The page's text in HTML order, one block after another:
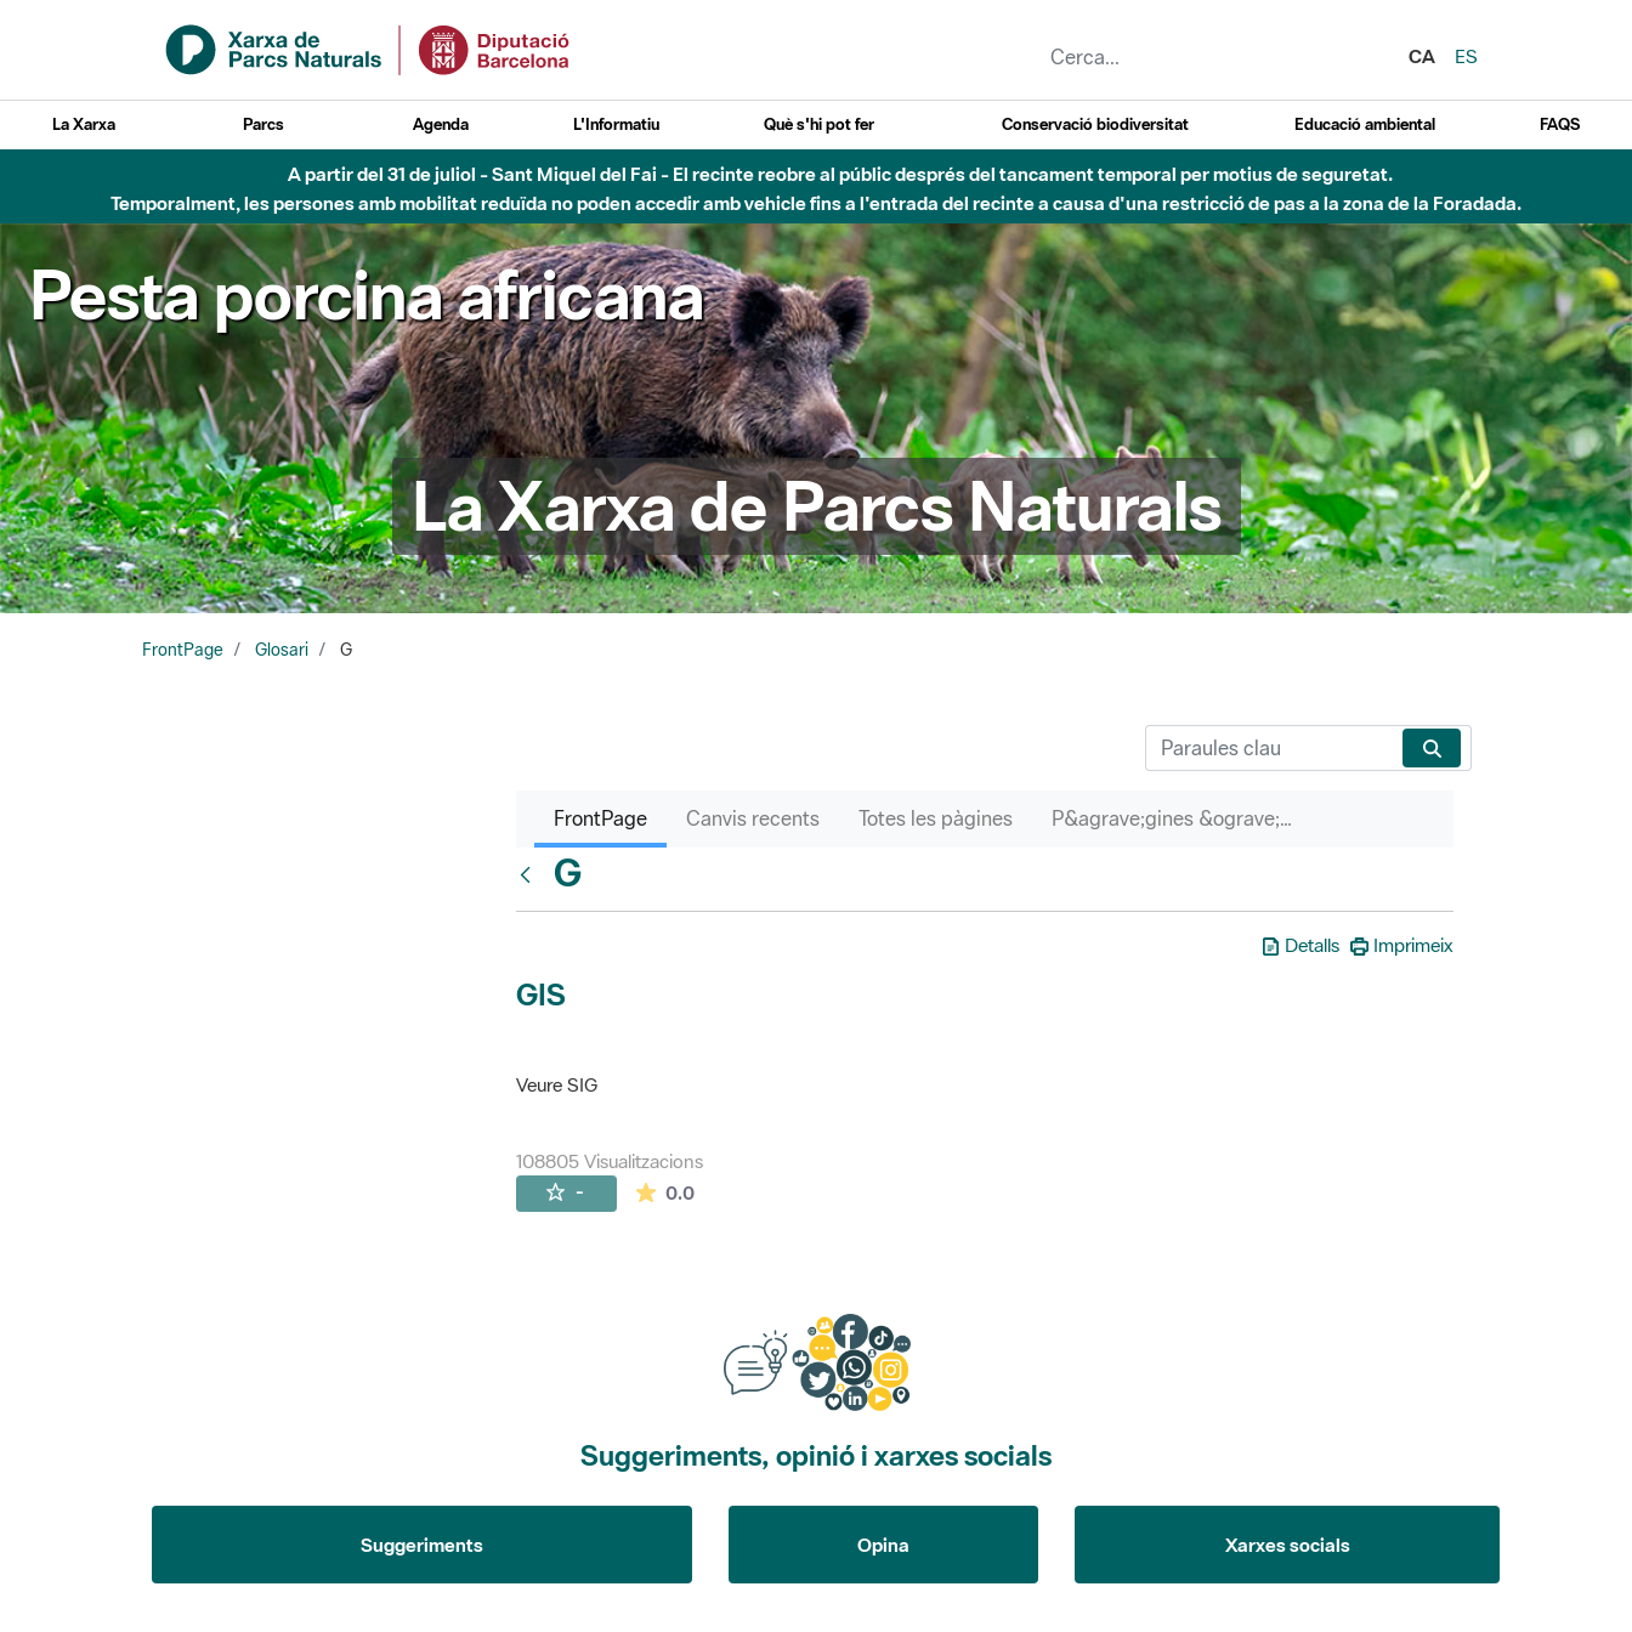
Salta al contingut principal
CA
ES
La Xarxa Parcs Agenda L'Informatiu Què s'hi pot fer Conservació biodiversitat Educació ambiental FAQS
A partir del 31 de juliol - Sant Miquel del Fai - El recinte reobre al públic després del tancament temporal per motius de seguretat.
Temporalment, les persones amb mobilitat reduïda no poden accedir amb vehicle fins a l'entrada del recinte a causa d'una restricció de pas a la zona de la Foradada.
Pesta porcina africana
La Xarxa de Parcs Naturals
FrontPage Glosari G
FrontPage Canvis recents Totes les pàgines P&agrave;gines &ograve;rfenes
G
Detalls Imprimeix
GIS
Veure SIG
108805 Visualitzacions
- 0.0La mitjana de les valoracions és de 0 estrelles de 5.
Suggeriments, opinió i xarxes socials
Suggeriments Opina Xarxes socials